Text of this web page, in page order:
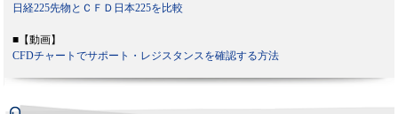
日経225先物とＣＦＤ日本225を比較
■【動画】
CFDチャートでサポート・レジスタンスを確認する方法